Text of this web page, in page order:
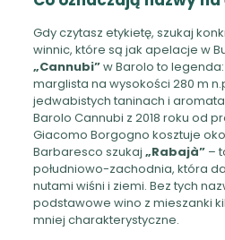
Gdy czytasz etykietę, szukaj
winnic, które są jak apelacje w
„Cannubi”w Barolo to
marglista na wysokości 280 m
jedwabistych taninach i
Barolo Cannubi z 2018 roku od
Giacomo Borgogno kosztuje
Barbaresco szukaj „Rabajà”–
południowo-zachodnia, która
nutami wiśni i ziemi. Bez tych
podstawowe wino z mieszanki
mniej charakterystyczne.